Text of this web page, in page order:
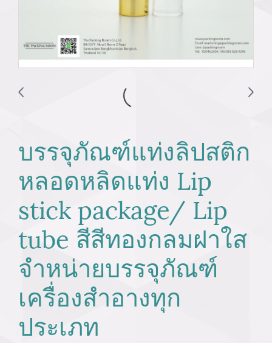
บรรจุภัณฑ์แท่งลิปสติก
หลอดหลิดแท่ง Lip
stick package/ Lip
tube สีสีทองกลมฝาใส
จำหน่ายบรรจุภัณฑ์
เครื่องสำอางทุก
ประเภท